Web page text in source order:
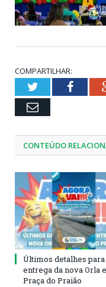
COMPARTILHAR:
Twitter
Email
CONTEÚDO
Últimos detalhes para
entrega da nova Orla
Praça do Praião